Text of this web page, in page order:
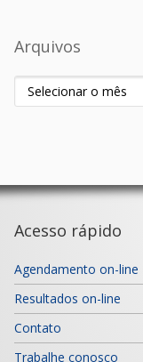
Arquivos
Arquivos
Acesso rápido
Agendamento on-line
Resultados on-line
Contato
Trabalhe conosco